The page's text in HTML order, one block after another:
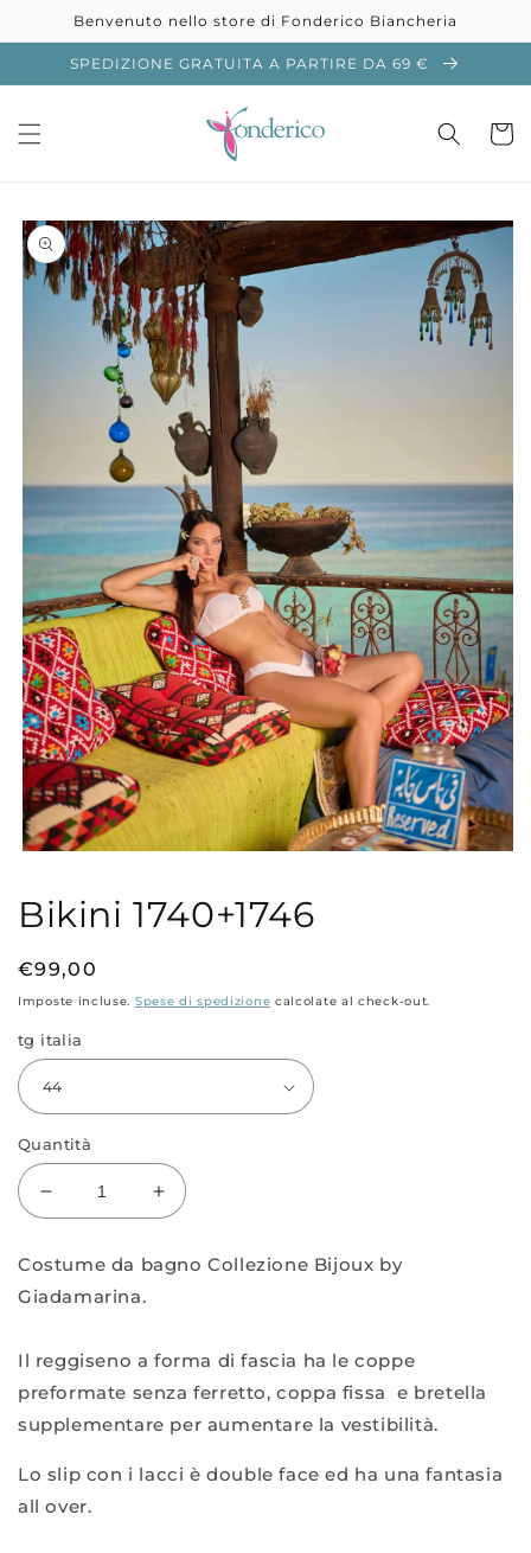
direttamente
ai contenuti
Benvenuto nello store di Fonderico Biancheria
SPEDIZIONE GRATUITA A PARTIRE DA 69 €
Passa alle
informazioni
sul prodotto
1
in
modale
Bikini 1740+1746
Prezzo
di
€99,00
Imposte incluse. Spese di spedizione calcolate al check-out.
tg italia
Quantità
Diminuisci
quantità
Bikini
1740+1746
Aumenta
quantità
Bikini
Costume da bagno Collezione Bijoux by
Giadamarina.
Il reggiseno a forma di fascia ha le coppe
preformate senza ferretto, coppa fissa e bretella
supplementare per aumentare la vestibilità.
Lo slip con i lacci è double face ed ha una fantasia
all over.